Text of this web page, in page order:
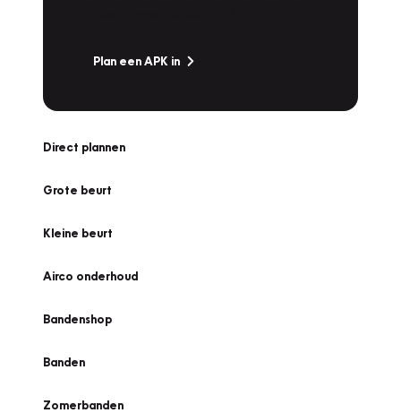
Plan een APK in
Direct plannen
Grote beurt
Kleine beurt
Airco onderhoud
Bandenshop
Banden
Zomerbanden